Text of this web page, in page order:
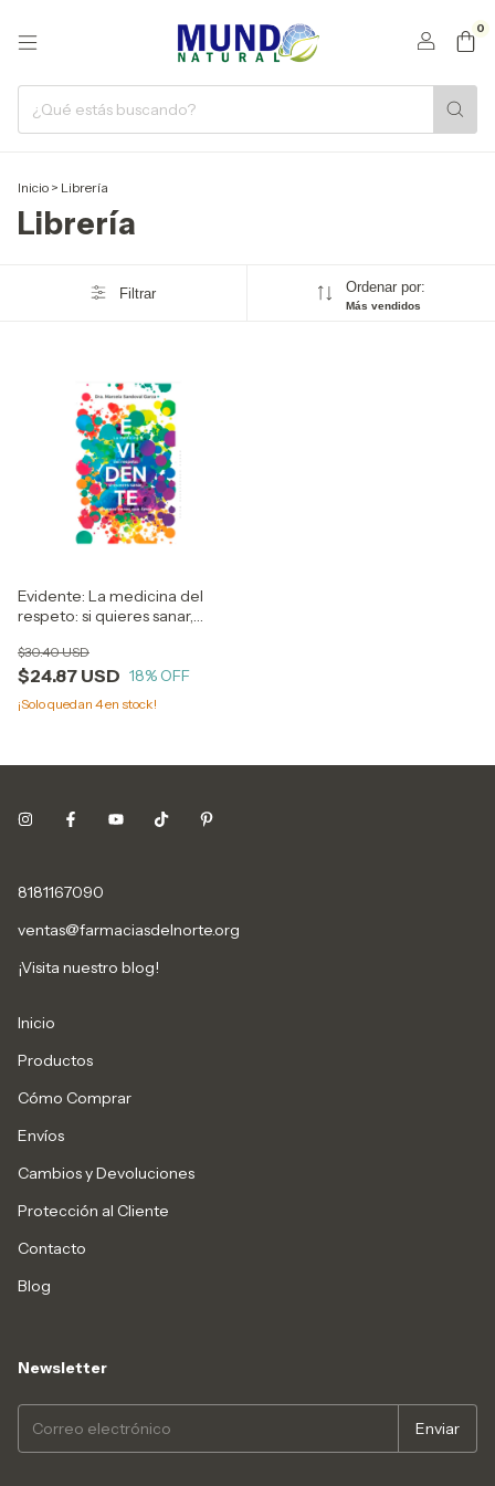
0
Inicio > Librería
Librería
Filtrar Ordenar por:
Más vendidos
Evidente: La medicina del
respeto: si quieres sanar,
$24.87 USD
$30.40 USD
18% OFF
¡Solo quedan 4en stock!
8181167090
ventas@farmaciasdelnorte.org
¡Visita nuestro blog!
Inicio
Productos
Cómo Comprar
Envíos
Cambios y Devoluciones
Protección al Cliente
Contacto
Blog
Newsletter